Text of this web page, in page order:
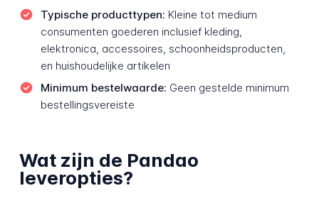
Typische producttypen: Kleine tot medium
consumenten goederen inclusief kleding,
elektronica, accessoires, schoonheidsproducten,
en huishoudelijke artikelen
Minimum bestelwaarde: Geen gestelde minimum
bestellingsvereiste
Wat zijn de Pandao
leveropties?